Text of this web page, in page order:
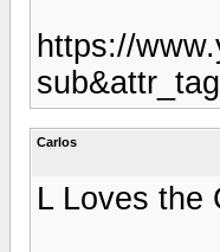
https://
Carlos
L Loves the